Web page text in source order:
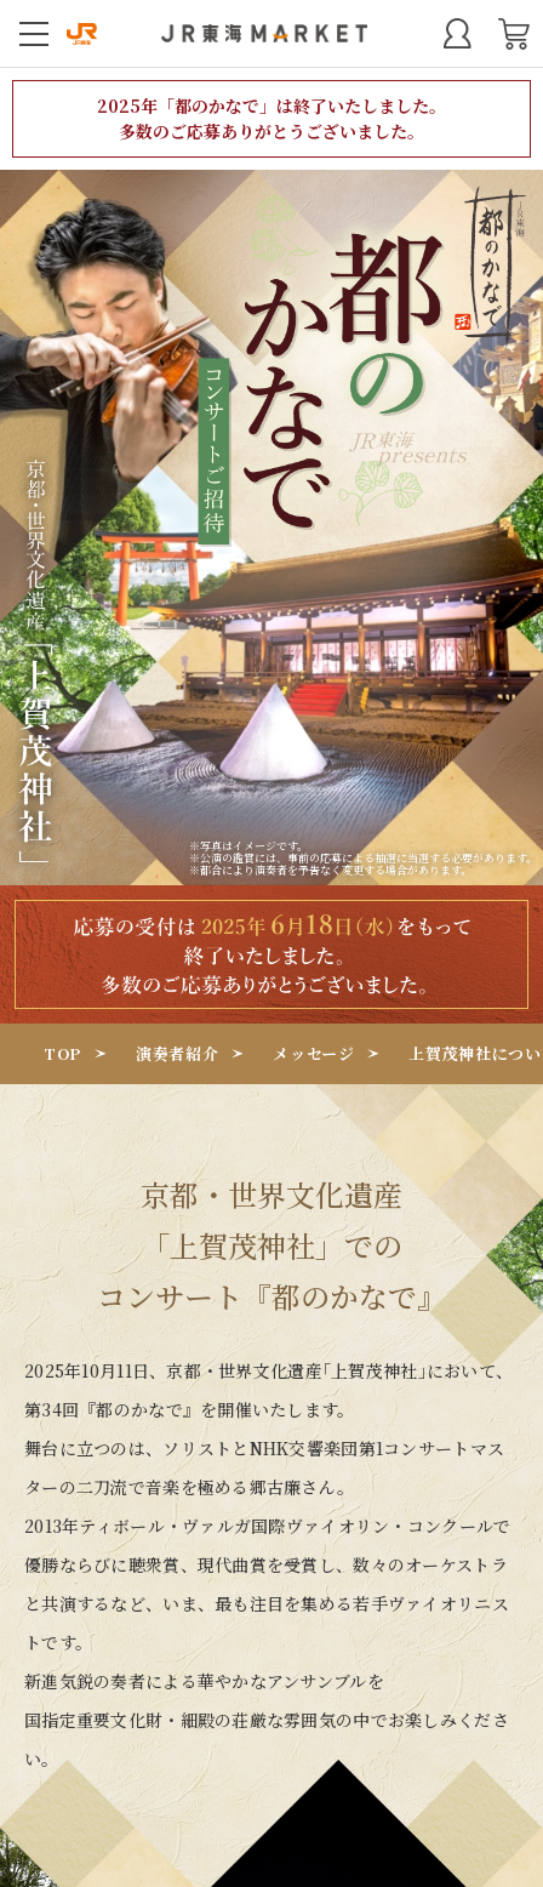
2025年「都のかなで」は終了いたしました。
多数のご応募ありがとうございました。
※写真はイメージです。
※公演の鑑賞には、事前の応募による抽選に当選する必要があります。
※都合により演奏者を予告なく変更する場合があります。
TOP 演奏者紹介 メッセージ 上賀茂神社につ
京都・世界文化遺産
「上賀茂神社」での
コンサート『都のかなで』
2025年10月11日、京都・世界文化遺産｢上賀茂神社｣において、
第34回『都のかなで』を開催いたします。
舞台に立つのは、ソリストとNHK交響楽団第1コンサートマス
ターの二刀流で音楽を極める郷古廉さん。
2013年ティボール・ヴァルガ国際ヴァイオリン・コンクールで
優勝ならびに聴衆賞、現代曲賞を受賞し、数々のオーケストラ
と共演するなど、 いま、最も注目を集める若手ヴァイオリニス
トです。
新進気鋭の奏者による華やかなアンサンブルを
国指定重要文化財・細殿の荘厳な雰囲気の中でお楽しみくださ
い。